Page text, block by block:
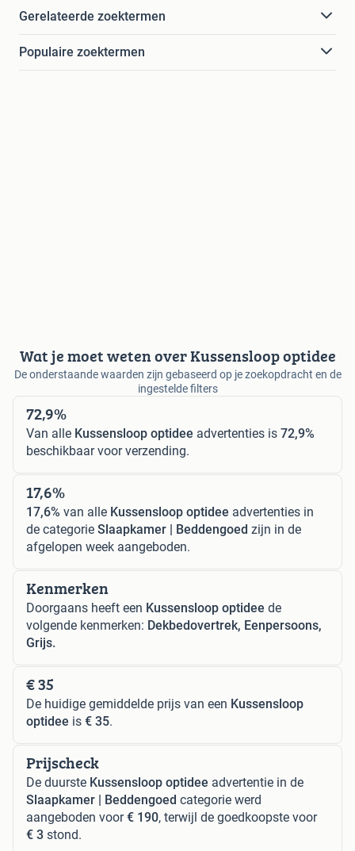
Gerelateerde zoektermen
Populaire zoektermen
Wat je moet weten over Kussensloop optidee
De onderstaande waarden zijn gebaseerd op je zoekopdracht en de
ingestelde filters
72,9%
Van alle Kussensloop optidee advertenties is 72,9%
beschikbaar voor verzending.
17,6%
17,6% van alle Kussensloop optidee advertenties in
de categorie Slaapkamer | Beddengoed zijn in de
afgelopen week aangeboden.
Kenmerken
Doorgaans heeft een Kussensloop optidee de
volgende kenmerken: Dekbedovertrek, Eenpersoons,
Grijs.
€ 35
De huidige gemiddelde prijs van een Kussensloop
optidee is € 35.
Prijscheck
De duurste Kussensloop optidee advertentie in de
Slaapkamer | Beddengoed categorie werd
aangeboden voor€ 190, terwijl de goedkoopste voor
€ 3 stond.